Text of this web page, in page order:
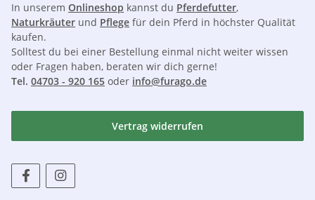
In unserem Onlineshop kannst du Pferdefutter,
Naturkräuter und Pflege für dein Pferd in höchster Qualität
kaufen.
Solltest du bei einer Bestellung einmal nicht weiter wissen
oder Fragen haben, beraten wir dich gerne!
Tel. 04703 - 920 165 oder info@furago.de
Vertrag widerrufen